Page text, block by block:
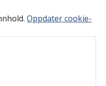
Oppdater cookie-